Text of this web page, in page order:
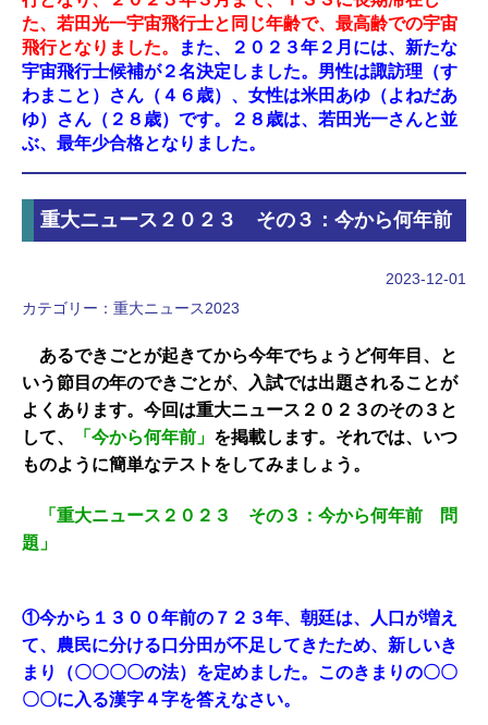
た、若田光一宇宙飛行士と同じ年齢で、最高齢での宇宙
飛行となりました。
また、２０２３年２月には、新たな
宇宙飛行士候補が２名決定しました。男性は諏訪理（す
わまこと）さん（４６歳）、女性は米田あゆ（よねだあ
ゆ）さん（２８歳）です。２８歳は、若田光一さんと並
ぶ、最年少合格となりました。
重大ニュース２０２３ その３：今から何年前
2023-12-01
カテゴリー： 重大ニュース2023
あるできごとが起きてから今年でちょうど何年目、と
いう節目の年のできごとが、入試では出題されることが
よくあります。今回は重大ニュース２０２３のその３と
して、
「今から何年前」 を掲載します。それでは、いつ
ものように簡単なテストをしてみましょう。
「重大ニュース２０２３ その３：今から何年前 問
題」
①今から１３００年前の７２３年、朝廷は、人口が増え
て、農民に分ける口分田が不足してきたため、新しいき
まり（〇〇〇〇の法）を定めました。このきまりの〇〇
〇〇に入る漢字４字を答えなさい。